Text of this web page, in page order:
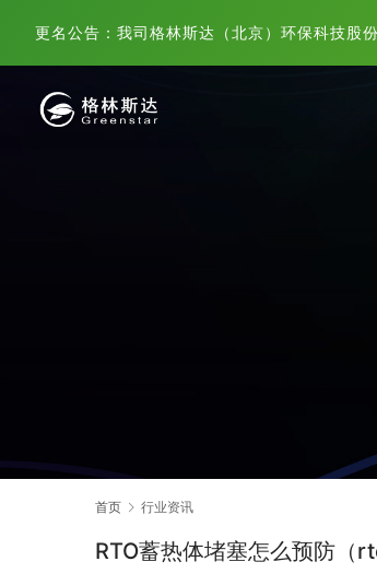
更名公告：我司格林斯达（北京）环保科技股
首页 行业资讯
RTO蓄热体堵塞怎么预防（